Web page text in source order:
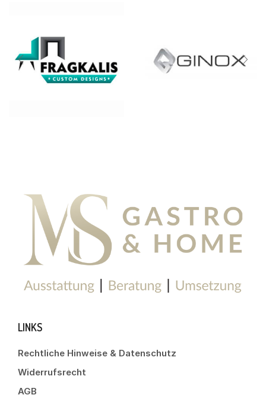
LINKS
Rechtliche Hinweise & Datenschutz
Widerrufsrecht
AGB